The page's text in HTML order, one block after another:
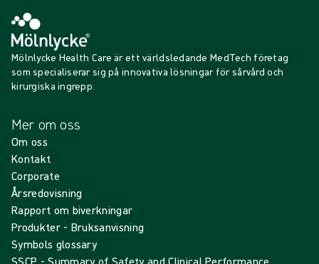
Mölnlycke Health Care är ett världsledande MedTech företag
som specialiserar sig på innovativa lösningar för sårvård och
kirurgiska ingrepp.
Mer om oss
Om oss
Kontakt
Corporate
Årsredovisning
Rapport om biverkningar
Produkter - Bruksanvisning
Symbols glossary